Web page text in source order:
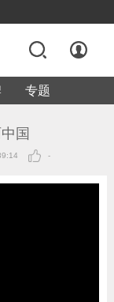
专题
国
-